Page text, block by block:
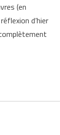
(en
d’hier